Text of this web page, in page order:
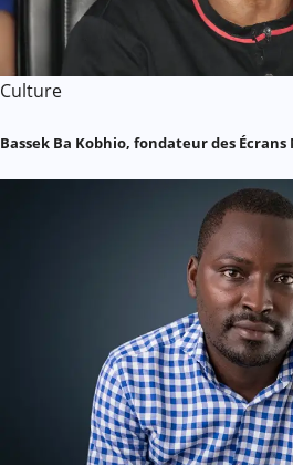
Culture
Bassek Ba Kobhio, fondateur des Écrans